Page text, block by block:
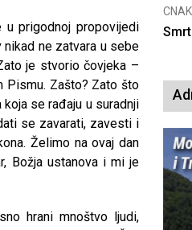
u prigodnoj propovijedi
nikad ne zatvara u sebe
je stvorio čovjeka –
Pismu. Zašto? Zato što
se rađaju u suradnji
se zavarati, zavesti i
Želimo na ovaj dan
Božja ustanova i mi je
hrani mnoštvo ljudi,
Petra Čule